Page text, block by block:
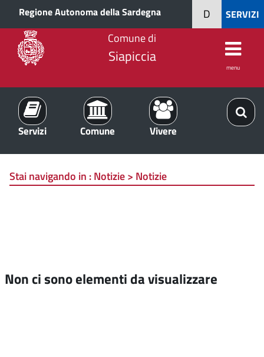
Regione Autonoma della Sardegna SERVIZI
D
Comune di
Siapiccia
menu
Servizi Comune Vivere
Stai navigando in :Notizie > Notizie
Non ci sono elementi da visualizzare